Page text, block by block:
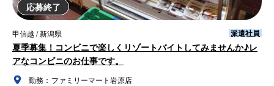
応募終了
甲信越 / 新潟県 派遣社員
夏季募集！コンビニで楽しくリゾートバイトしてみませんか♪レ
アなコンビニのお仕事です。
勤務： ファミリーマート岩原店